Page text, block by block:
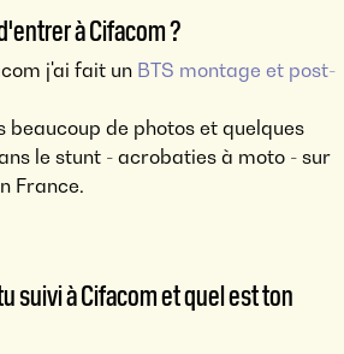
à Cifacom ?
j'ai fait un BTS montage et post-
beaucoup de photos et quelques
le stunt - acrobaties à moto - sur
France.
suivi à Cifacom et quel est ton